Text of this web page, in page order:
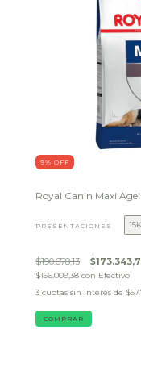
9% OFF
Royal Canin Maxi
PRESENTACIONES
$190.678,13
$156.009,38con Efectivo
3 cuotas sin interés de
COMPRAR